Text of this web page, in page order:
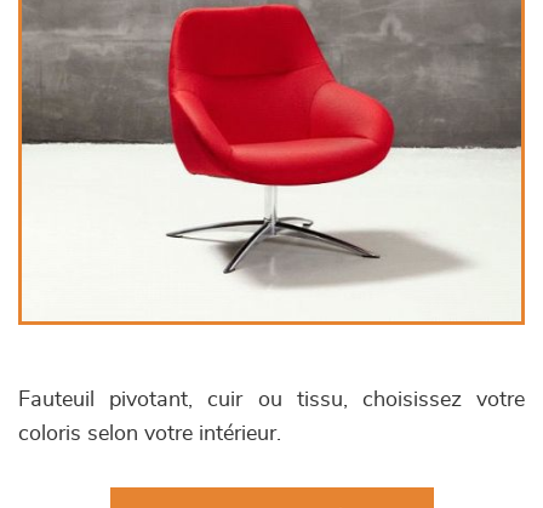
décoration
Fauteuil pivotant, cuir ou tissu, choisissez votre
coloris selon votre intérieur.